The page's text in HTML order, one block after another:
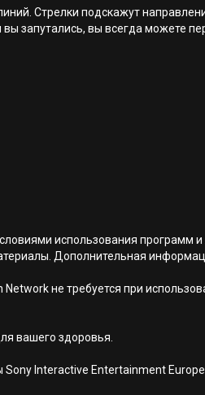
Стрелки подскажут
запутались, вы всегда можете
использования
Дополнительная
не требуется при
вашего здоровья.
Interactive Entertainment